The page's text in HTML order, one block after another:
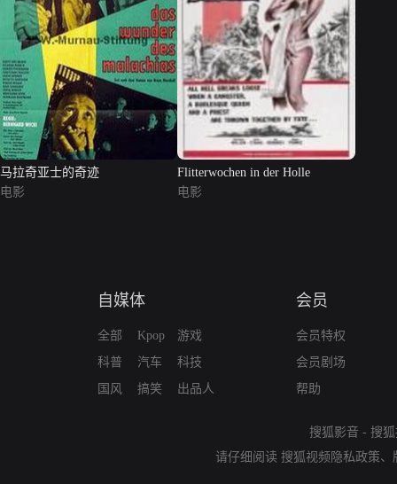
马拉奇亚士的奇迹
电影
Flitterwochen in der Holle
电影
自媒体
全部
科普
国风
Kpop
汽车
搞笑
游戏
科技
出品人
会员
会员特权
会员剧场
帮助
搜狐影音 - 搜
请仔细阅读 搜狐视频隐私政策、